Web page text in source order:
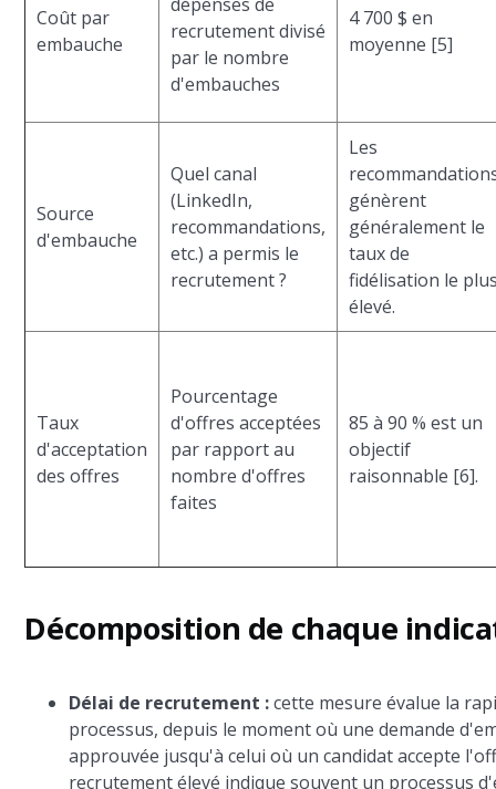
Coût par
embauche
recrutement divisé
par le nombre
d'embauches
4 700 $ en
moyenne [5]
Source
d'embauche
Quel canal
(LinkedIn,
recommandations,
etc.) a permis le
recrutement ?
Les
génèrent
généralement le
taux de
fidélisation le
élevé.
Taux
d'acceptation
des offres
Pourcentage
d'offres acceptées
par rapport au
nombre d'offres
faites
85 à 90 % est un
objectif
raisonnable [6].
Décomposition de chaque
Délai de recrutement :cette mesure évalue la
processus, depuis le moment où une demande
approuvée jusqu'à celui où un candidat accepte
recrutement élevé indique souvent un processus